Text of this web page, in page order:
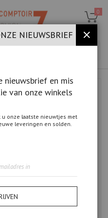
0
NIEUWSBRIEF
nieuwsbrief en mis
van onze winkels
onze laatste nieuwtjes met
leveringen en solden.